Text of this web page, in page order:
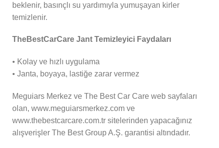
beklenir, basınçlı su yardımıyla yumuşayan kirler
temizlenir.
TheBestCarCare Jant Temizleyici Faydaları
• Kolay ve hızlı uygulama
• Janta, boyaya, lastiğe zarar vermez
Meguiars Merkez ve The Best Car Care web sayfaları
olan, www.meguiarsmerkez.com ve
www.thebestcarcare.com.tr sitelerinden yapacağınız
alışverişler The Best Group A.Ş. garantisi altındadır.